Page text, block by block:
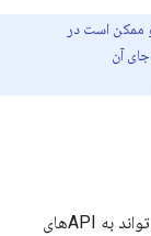
ممکن است در
آن
سهمیه‌ها تعداد درخواست‌هایی را که پروژه شما می‌تواند به APIهای